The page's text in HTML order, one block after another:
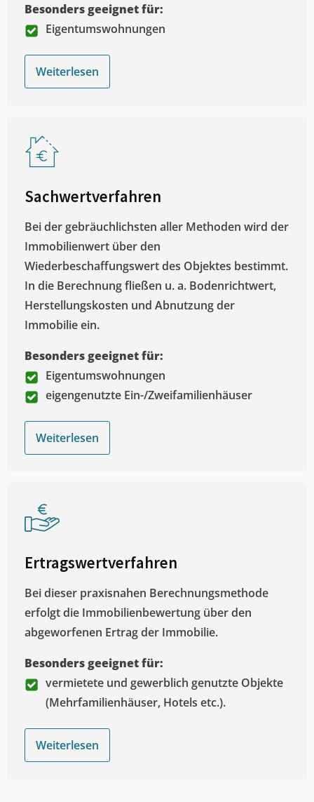
Besonders geeignet für:
Eigentumswohnungen
Weiterlesen
Sachwertverfahren
Bei der gebräuchlichsten aller Methoden wird der
Immobilienwert über den
Wiederbeschaffungswert des Objektes bestimmt.
In die Berechnung fließen u. a. Bodenrichtwert,
Herstellungskosten und Abnutzung der
Immobilie ein.
Besonders geeignet für:
Eigentumswohnungen
eigengenutzte Ein-/Zweifamilienhäuser
Weiterlesen
Ertragswertverfahren
Bei dieser praxisnahen Berechnungsmethode
erfolgt die Immobilienbewertung über den
abgeworfenen Ertrag der Immobilie.
Besonders geeignet für:
vermietete und gewerblich genutzte Objekte
(Mehrfamilienhäuser, Hotels etc.).
Weiterlesen